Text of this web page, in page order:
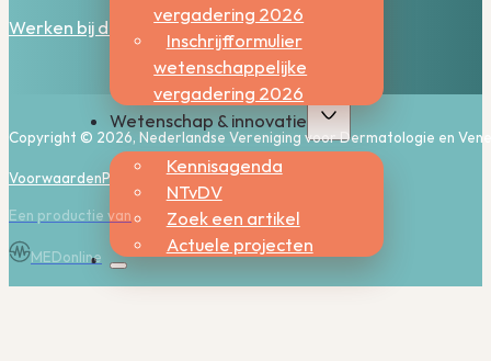
vergadering 2026
Inschrijfformulier
wetenschappelijke
vergadering 2026
Wetenschap & innovatie
Kennisagenda
NTvDV
Zoek een artikel
Actuele projecten
Werken bij de NVDV
Copyright © 2026, Nederlandse Vereniging voor Dermatologie en
VoorwaardenPrivacy Cookies
Een productie van
MEDonline